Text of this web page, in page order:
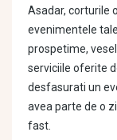
Asadar, corturile
evenimentele
prospetime,
serviciile oferite
desfasurati un
avea parte de o
fast.